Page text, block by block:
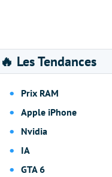
🔥 Les Tendances
Prix RAM
Apple iPhone
Nvidia
IA
GTA 6